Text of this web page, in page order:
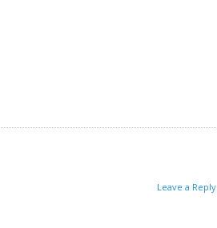
Leave a Reply